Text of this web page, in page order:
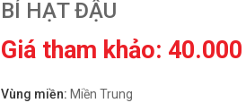
BÍ HẠT ĐẬU
Giá tham khảo: 40.000
Vùng miền: Miền Trung